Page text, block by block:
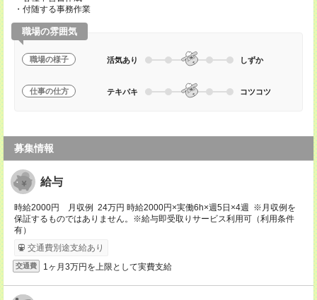
・付随する事務作業
職場の雰囲気
職場の様子 活気あり しずか
仕事の仕方 テキパキ コツコツ
募集情報
給与
時給2000円 月収例 24万円 時給2000円×実働6h×週5日×4週 ※月収例を
保証するものではありません。※給与即受取りサービス利用可（利用条件
有）
交通費別途支給あり
交通費 1ヶ月3万円を上限として実費支給